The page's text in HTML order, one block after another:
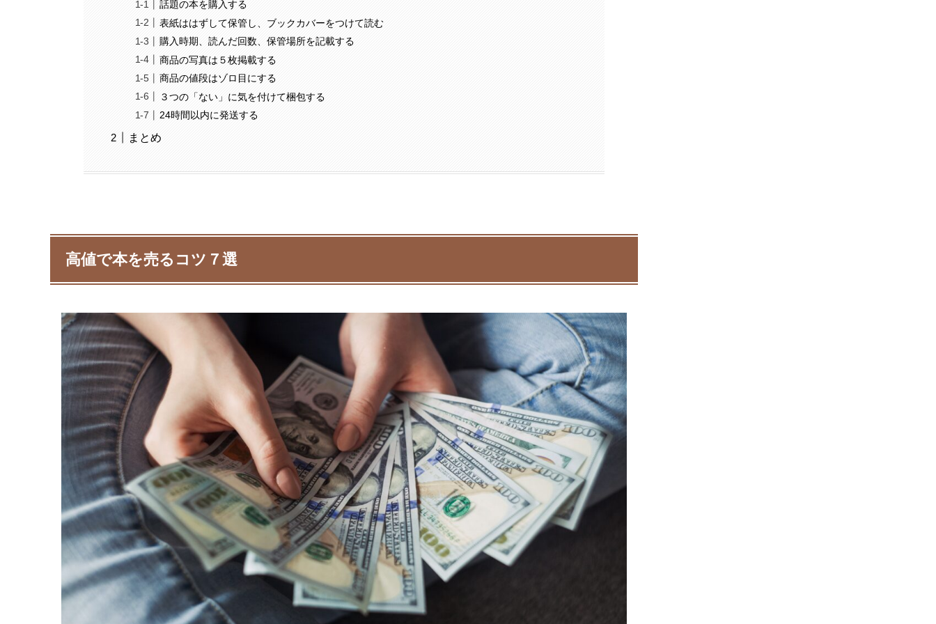
話題の本を購入する
表紙ははずして保管し、ブックカバーをつけて読む
購入時期、読んだ回数、保管場所を記載する
商品の写真は５枚掲載する
商品の値段はゾロ目にする
３つの「ない」に気を付けて梱包する
24時間以内に発送する
まとめ
高値で本を売るコツ７選